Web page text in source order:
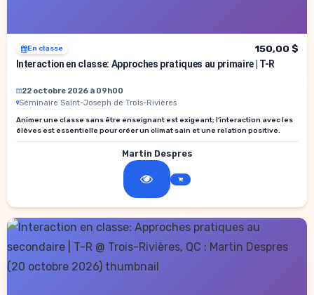
En classe
150,00 $
Interaction en classe: Approches pratiques au primaire | T-R
22 octobre 2026 à 09h00
Séminaire Saint-Joseph de Trois-Rivières
Animer une classe sans être enseignant est exigeant; l’interaction avec les
élèves est essentielle pour créer un climat sain et une relation positive.
Martin Despres